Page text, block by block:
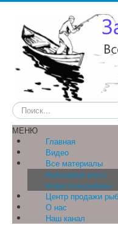
Искать...
МЕНЮ
Главная
Видео
Все материалы
Рыболовные места
Хитрости на рыбалке
Центр продажи
О нас
Наш канал